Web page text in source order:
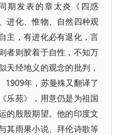
期发表的章太炎《四惑
进化、惟物、自然四种观
主，有进化必有退化，言
者则胶着于自性，不知万
天经地义的观念的批判，
1909年，苏曼殊又翻译了
乐苑》，用意仍是为祖国
的殷殷期望。他的印度文
其雨果小说、拜伦诗歌等